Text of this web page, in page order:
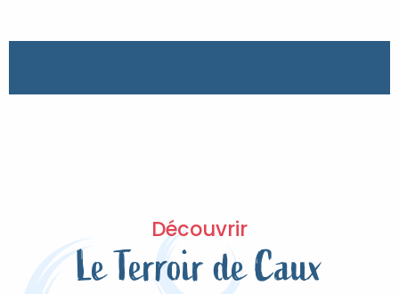
Découvrir
Le Terroir de Caux